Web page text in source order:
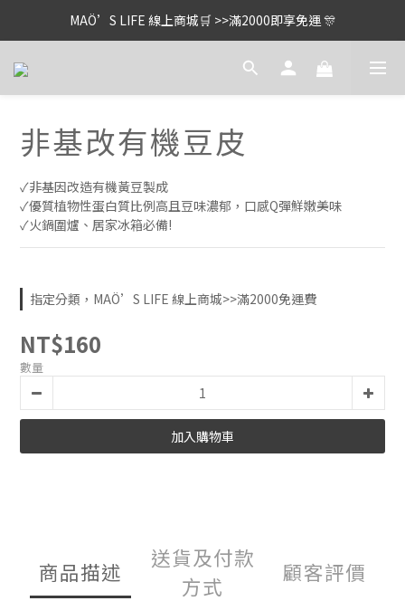
MAÖ’S LIFE 線上商城🛒 >>滿2000即享免運 🎊
非基改有機豆皮
✓非基因改造有機黃豆製成
✓優質植物性蛋白質比例高且豆味濃郁，口感Q彈鮮嫩美味
✓火鍋圍爐、居家冰箱必備!
指定分類，MAÖ’S LIFE 線上商城>>滿2000免運費
NT$160
數量
加入購物車
商品描述
送貨及付款
方式
顧客評價